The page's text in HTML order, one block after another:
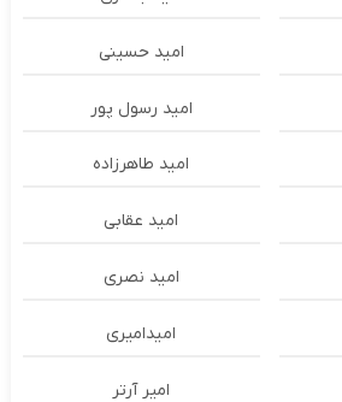
امید حسینی
امید رسول پور
امید طاهرزاده
امید عقابی
امید نصری
امیدامیری
امیر آرتر